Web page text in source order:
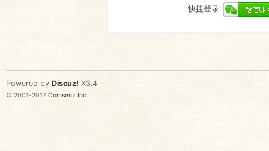
快捷登录:
Powered by Discuz! X3.4
© 2001-2017 Comsenz Inc.